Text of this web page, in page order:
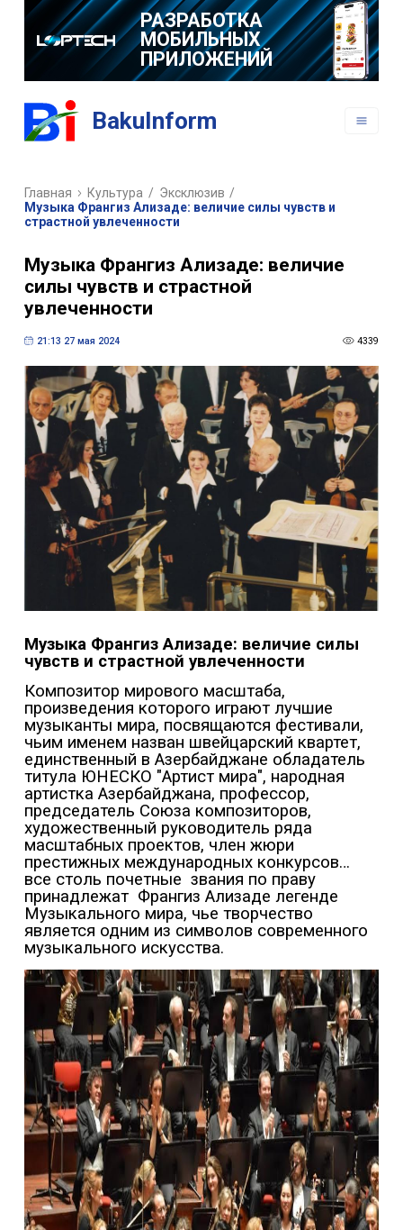
BakuInform
Главная Культура / Эксклюзив /
Музыка Франгиз Ализаде: величие силы чувств и
страстной увлеченности
Музыка Франгиз Ализаде: величие
силы чувств и страстной
увлеченности
21:13 27 мая 2024 4339
Музыка Франгиз Ализаде: величие силы
чувств и страстной увлеченности
Композитор мирового масштаба,
произведения которого играют лучшие
музыканты мира, посвящаются фестивали,
чьим именем назван швейцарский квартет,
единственный в Азербайджане обладатель
титула ЮНЕСКО "Артист мира", народная
артистка Азербайджана, профессор,
председатель Союза композиторов,
художественный руководитель ряда
масштабных проектов, член жюри
престижных международных конкурсов…
все столь почетные звания по праву
принадлежат Франгиз Ализаде легенде
Музыкального мира, чье творчество
является одним из символов современного
музыкального искусства.